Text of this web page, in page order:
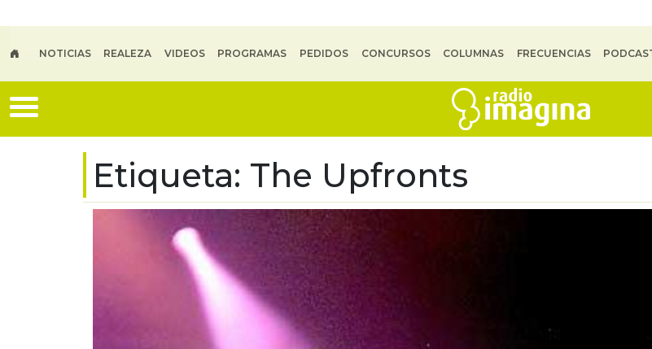
NOTICIAS REALEZA VIDEOS PROGRAMAS PEDIDOS CONCURSOS COLUMNAS FRECUENCIAS
Etiqueta: The Upfronts